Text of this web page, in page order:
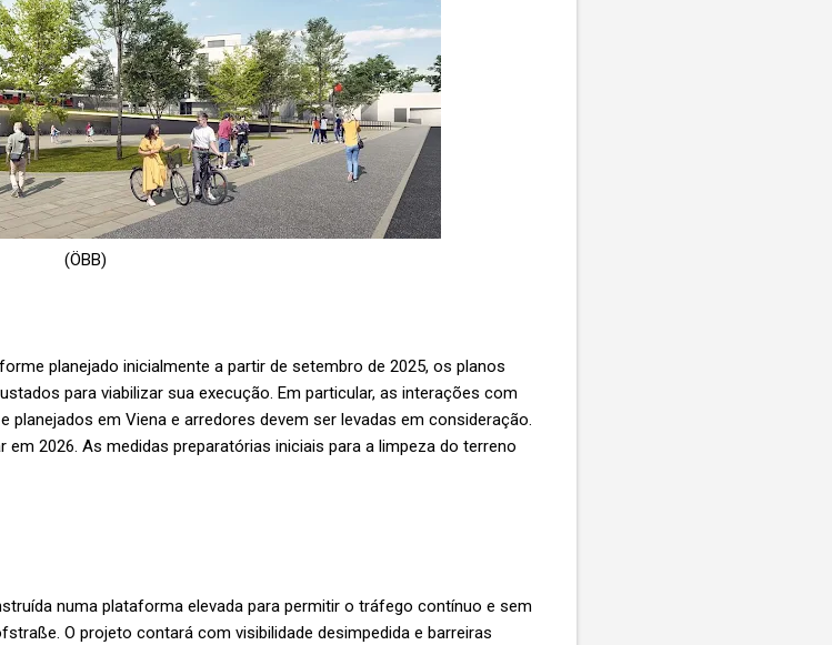
(ÖBB)
planejado inicialmente a partir de setembro de 2025, os planos
para viabilizar sua execução. Em particular, as interações com
em Viena e arredores devem ser levadas em consideração.
2026. As medidas preparatórias iniciais para a limpeza do terreno
numa plataforma elevada para permitir o tráfego contínuo e sem
O projeto contará com visibilidade desimpedida e barreiras